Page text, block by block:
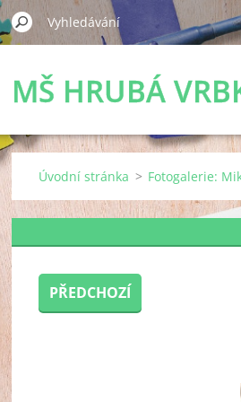
MŠ HRUBÁ
Úvodní stránka > Fotogalerie:
PŘEDCHOZÍ